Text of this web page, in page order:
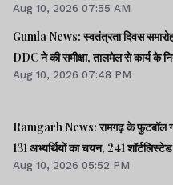
Aug 10, 2026 07:55 AM
Gumla News: स्वतंत्रता दिवस
DDC ने की समीक्षा, तालमेल से कार्य के
Aug 10, 2026 07:48 PM
Ramgarh News: रामगढ़ के फुटबॉल
131 अभ्यर्थियों का चयन, 241 शॉर्टलिस्टेड
Aug 10, 2026 05:52 PM